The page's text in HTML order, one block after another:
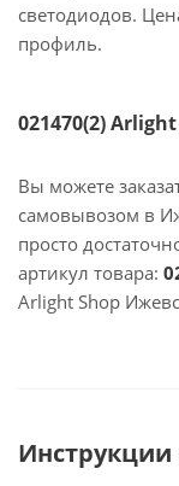
светодиодов.
профиль.
021470(2)
Вы можете
самовывозом в
просто
артикул товара:
Arlight Shop